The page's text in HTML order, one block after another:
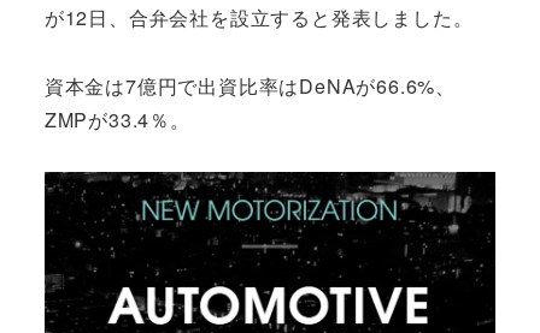
が12日、合弁会社を設立すると発表しました。
資本金は7億円で出資比率はDeNAが66.6%、
ZMPが33.4％。